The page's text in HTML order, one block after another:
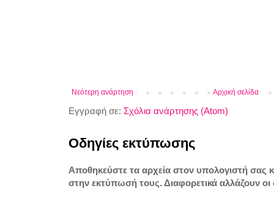
Νεότερη ανάρτηση Αρχική σελίδα
Εγγραφή σε: Σχόλια ανάρτησης (Atom)
Οδηγίες εκτύπωσης
Αποθηκεύστε τα αρχεία στον υπολογιστή σας
στην εκτύπωσή τους. Διαφορετικά αλλάζουν οι